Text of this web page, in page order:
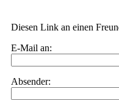
Diesen Link an einen
E-Mail an:
Absender: